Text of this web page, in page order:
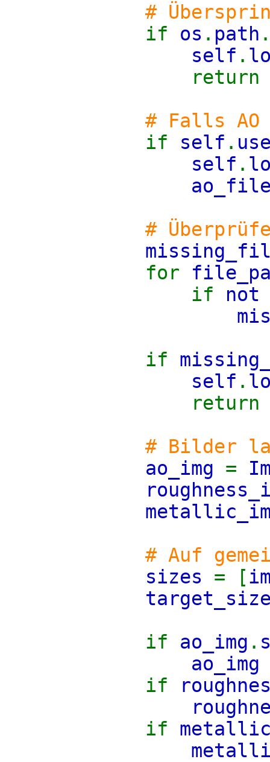
#
if os . path
self .
# Falls AO
if self .
self .
#
for
if not
if
self .
# Bilder
ao_img =
# Auf
sizes = [
if ao_img .
if
if